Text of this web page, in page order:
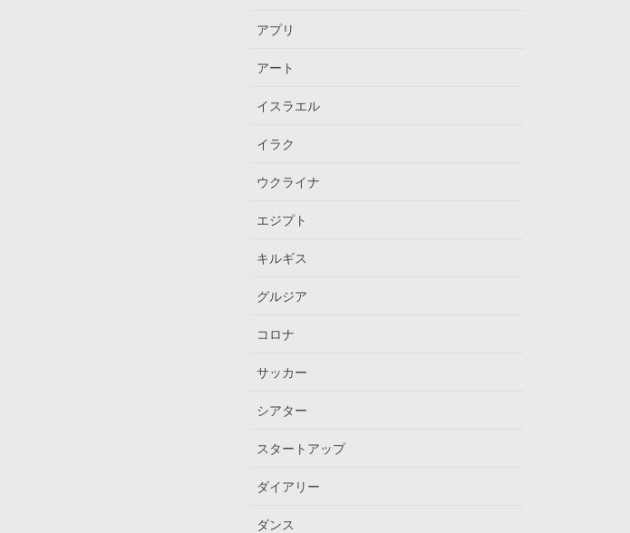
アプリ
アート
イスラエル
イラク
ウクライナ
エジプト
キルギス
グルジア
コロナ
サッカー
シアター
スタートアップ
ダイアリー
ダンス